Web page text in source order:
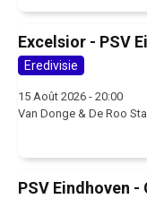
Excelsior - PSV
Eredivisie
15 Août 2026 - 20:00
Van Donge & De Roo
PSV Eindhoven -